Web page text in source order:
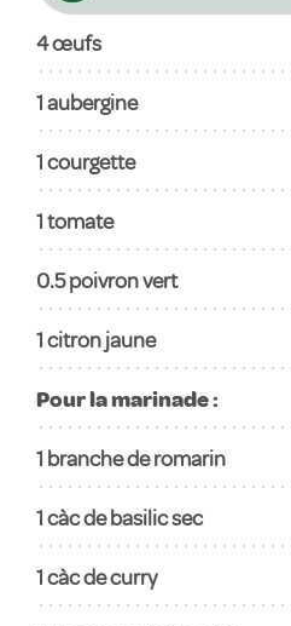
4œufs
1aubergine
1courgette
1tomate
0.5poivron vert
1citron jaune
Pour la marinade :
1 branche de romarin
1càc de basilic sec
1càc de curry